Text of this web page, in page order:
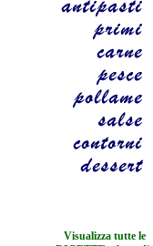
Visualizza tutte le